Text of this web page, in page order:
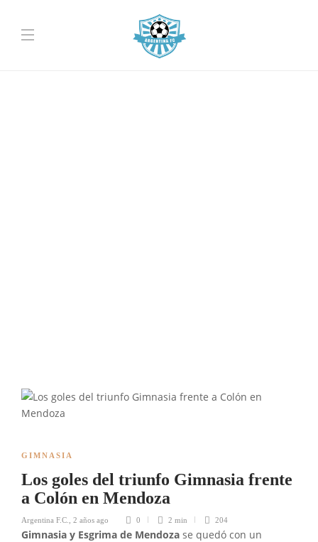
GIMNASIA
Los goles del triunfo Gimnasia frente
a Colón en Mendoza
Argentina F.C. 2 años ago 0 2 min 204
Gimnasia y Esgrima de Mendoza se quedó con un